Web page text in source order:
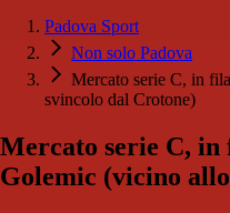
Padova Sport
Non solo Padova
Mercato serie C, in
svincolo dal Crotone)
Mercato serie C,
Golemic (vicino